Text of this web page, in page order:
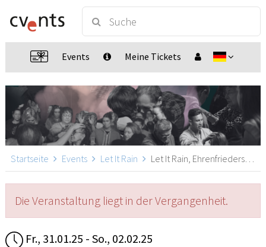
Events Meine Tickets
Startseite Events Let It Rain Let It Rain, Ehrenfriedersdorf
Die Veranstaltung liegt in der Vergangenheit.
Fr., 31.01.25 - So., 02.02.25